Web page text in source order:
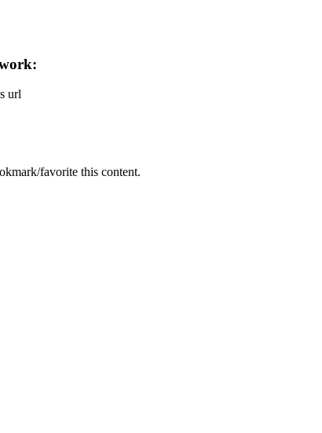
url
favorite this content.